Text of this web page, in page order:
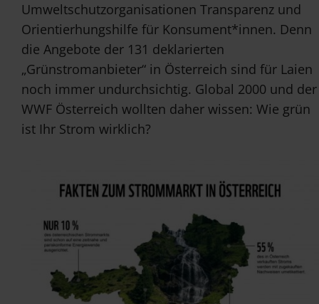
Umweltschutzorganisationen Transparenz und
Orientierhungshilfe für Konsument*innen. Denn
die Angebote der 131 deklarierten
„Grünstromanbieter“ in Österreich sind für Laien
noch immer undurchsichtig. Global 2000 und der
WWF Österreich wollten daher wissen: Wie grün
ist Ihr Strom wirklich?